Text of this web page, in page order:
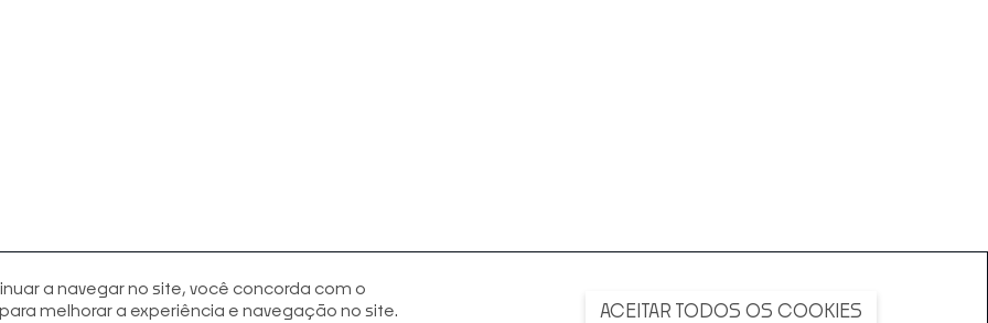
a navegar no site, você concorda com o
melhorar a experiência e navegação no site.
ACEITAR TODOS OS COOKIES